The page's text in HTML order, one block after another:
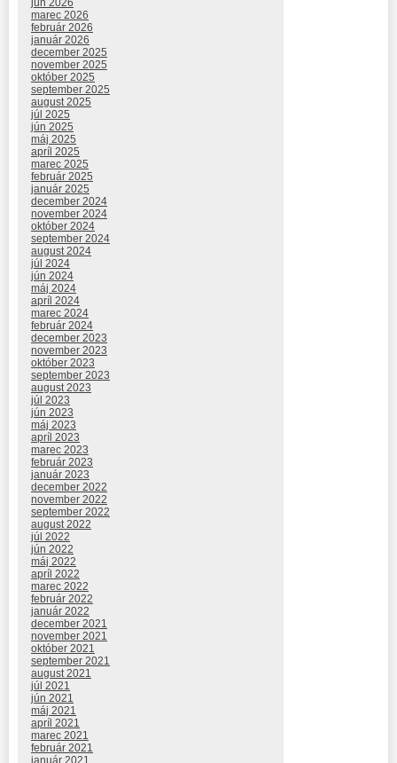
jún 2026
marec 2026
február 2026
január 2026
december 2025
november 2025
október 2025
september 2025
august 2025
júl 2025
jún 2025
máj 2025
apríl 2025
marec 2025
február 2025
január 2025
december 2024
november 2024
október 2024
september 2024
august 2024
júl 2024
jún 2024
máj 2024
apríl 2024
marec 2024
február 2024
december 2023
november 2023
október 2023
september 2023
august 2023
júl 2023
jún 2023
máj 2023
apríl 2023
marec 2023
február 2023
január 2023
december 2022
november 2022
september 2022
august 2022
júl 2022
jún 2022
máj 2022
apríl 2022
marec 2022
február 2022
január 2022
december 2021
november 2021
október 2021
september 2021
august 2021
júl 2021
jún 2021
máj 2021
apríl 2021
marec 2021
február 2021
január 2021